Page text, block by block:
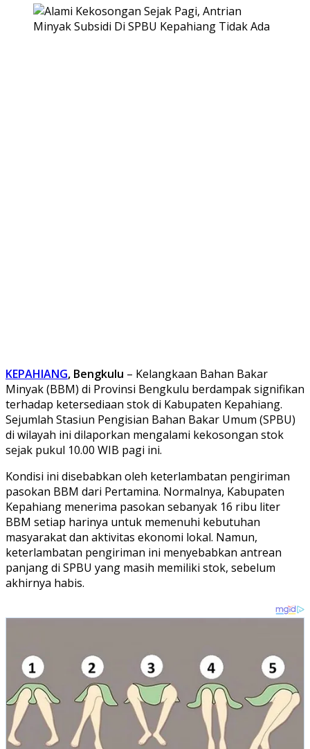
KEPAHIANG, Bengkulu – Kelangkaan Bahan Bakar
Minyak (BBM) di Provinsi Bengkulu berdampak signifikan
terhadap ketersediaan stok di Kabupaten Kepahiang.
Sejumlah Stasiun Pengisian Bahan Bakar Umum (SPBU)
di wilayah ini dilaporkan mengalami kekosongan stok
sejak pukul 10.00 WIB pagi ini.
Kondisi ini disebabkan oleh keterlambatan pengiriman
pasokan BBM dari Pertamina. Normalnya, Kabupaten
Kepahiang menerima pasokan sebanyak 16 ribu liter
BBM setiap harinya untuk memenuhi kebutuhan
masyarakat dan aktivitas ekonomi lokal. Namun,
keterlambatan pengiriman ini menyebabkan antrean
panjang di SPBU yang masih memiliki stok, sebelum
akhirnya habis.